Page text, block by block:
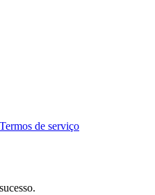
de serviço